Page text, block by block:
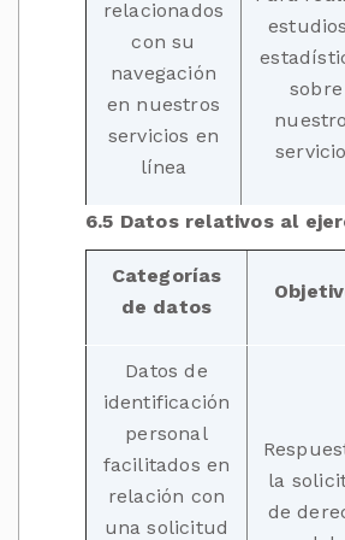
relacionados
con su
navegación
en nuestros
servicios en
línea
sobre
6.5 Datos relativos al
Categorías
de datos
Datos de
identificación
personal
facilitados en
relación con
una solicitud
la
de